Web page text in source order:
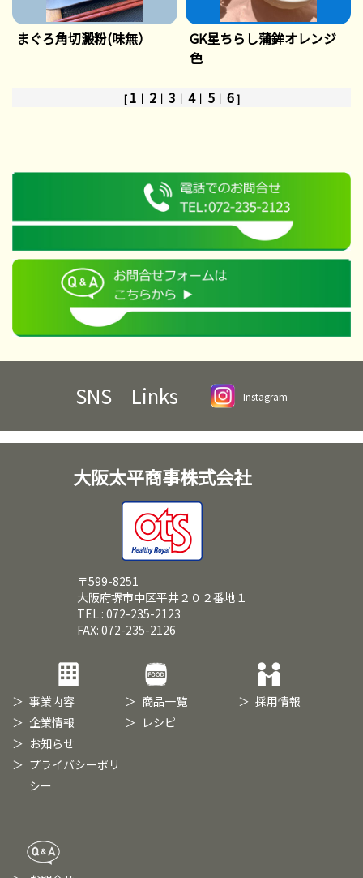
まぐろ角切澱粉(味無）
GK星ちらし蒲鉾オレンジ
色
[ 1 ｜ 2｜ 3 ｜ 4｜ 5｜ 6]
SNS Links Instagram
大阪太平商事株式会社
〒599-8251
大阪府堺市中区平井２０２番地１
TEL : 072-235-2123
FAX: 072-235-2126
事業内容
企業情報
お知らせ
プライバシーポリ
シー
商品一覧
レシピ
採用情報